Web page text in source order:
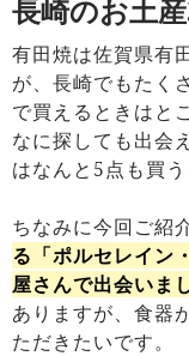
長崎のお土
有田焼は佐賀県有
が、長崎でもたく
で買えるときはと
なに探しても出会
はなんと5点も買
ちなみに今回ご紹
る「ポルセレイン
屋さんで出会いま
ありますが、食器
ただきたいです。